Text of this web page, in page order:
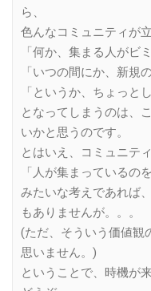
ら、
色んなコミュニティが
「何か、集まる人がビ
「いつの間にか、新規
「というか、ちょっと
となってしまうのは、
いかと思うのです。
とはいえ、コミュニテ
「人が集まっているの
みたいな考えであれば
もありませんが。。。
(ただ、そういう価値観
思いません。)
ということで、時機が